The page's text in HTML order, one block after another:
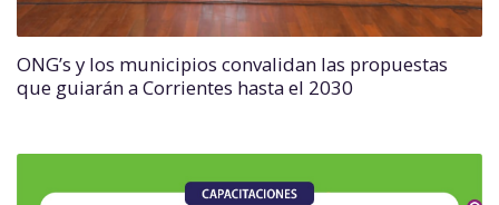
ONG’s y los municipios convalidan las propuestas
que guiarán a Corrientes hasta el 2030